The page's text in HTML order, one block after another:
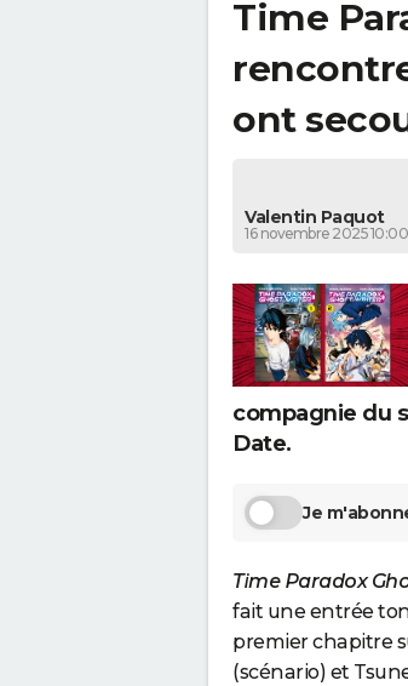
Time
ont
Valentin Paquot
16 novembre 2025 10:00
compagnie du
Date.
Je
Time Paradox
fait une entrée
premier chapitre
(scénario) et